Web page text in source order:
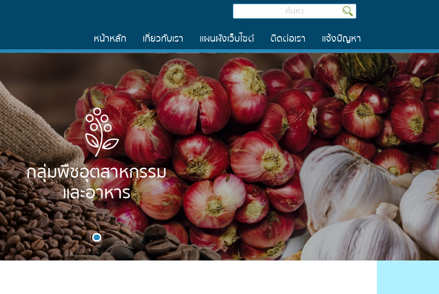
หน้าหลัก เกี่ยวกับเรา แผนผังเว็บไซต์ ติดต่อเรา แจ้งปัญหา